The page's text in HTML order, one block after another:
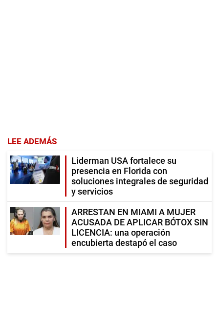
LEE ADEMÁS
Liderman USA fortalece su
presencia en Florida con
soluciones integrales de seguridad
y servicios
ARRESTAN EN MIAMI A MUJER
ACUSADA DE APLICAR BÓTOX SIN
LICENCIA: una operación
encubierta destapó el caso